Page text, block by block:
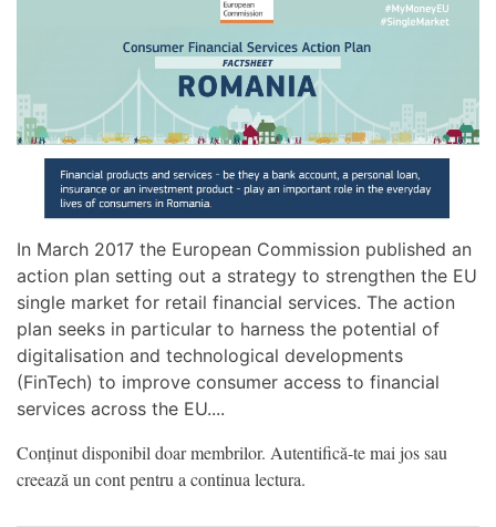
In March 2017 the European Commission published an
action plan setting out a strategy to strengthen the EU
single market for retail financial services. The action
plan seeks in particular to harness the potential of
digitalisation and technological developments
(FinTech) to improve consumer access to financial
services across the EU....
Conținut disponibil doar membrilor. Autentifică-te mai jos sau
creează un cont pentru a continua lectura.